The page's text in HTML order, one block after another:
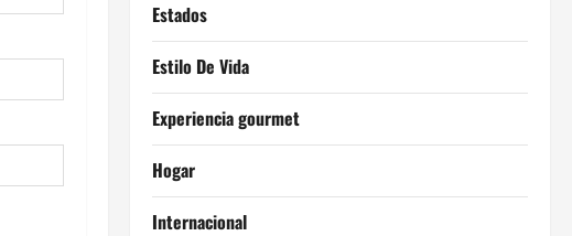
Estados
Estilo De Vida
Experiencia gourmet
Hogar
Internacional